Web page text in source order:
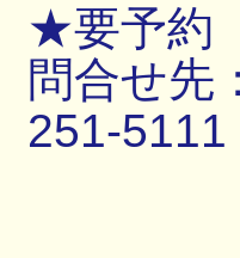
★要予約
問合せ先
251-5111